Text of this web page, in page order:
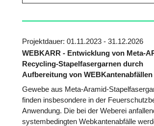
Projektdauer: 01.11.2023 - 31.12.2026
WEBKARR - Entwicklung von Meta-
Recycling-Stapelfasergarnen durch
Aufbereitung von WEBKantenabfällen
Gewebe aus Meta-Aramid-
finden insbesondere in der
Anwendung. Die bei der Weberei
systembedingten Webkantenabfälle